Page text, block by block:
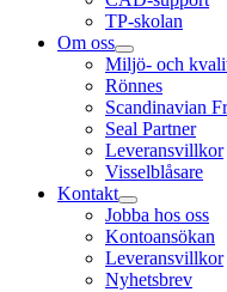
TP-skolan
Om oss
Miljö- och
Rönnes
Scandinavian
Seal Partner
Leveransvillkor
Visselblåsare
Kontakt
Jobba hos oss
Kontoansökan
Leveransvillkor
Nyhetsbrev